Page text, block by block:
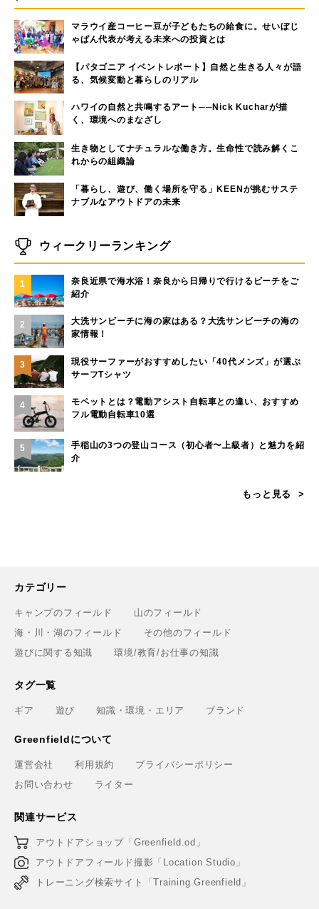
マラウイ産コーヒー豆が子どもたちの給食に。せいぼじ
ゃぱん代表が考える未来への投資とは
【パタゴニア イベントレポート】自然と生きる人々が語
る、気候変動と暮らしのリアル
ハワイの自然と共鳴するアート──Nick Kucharが描
く、環境へのまなざし
生き物としてナチュラルな働き方。生命性で読み解くこ
れからの組織論
「暮らし、遊び、働く場所を守る」KEENが挑むサステ
ナブルなアウトドアの未来
ウィークリーランキング
1
奈良近県で海水浴！奈良から日帰りで行けるビーチをご
紹介
2
大洗サンビーチに海の家はある？大洗サンビーチの海の
家情報！
3
現役サーファーがおすすめしたい「40代メンズ」が選ぶ
サーフTシャツ
4
モペットとは？電動アシスト自転車との違い、おすすめ
フル電動自転車10選
5
手稲山の3つの登山コース（初心者〜上級者）と魅力を紹
介
もっと見る
カテゴリー
キャンプのフィールド
山のフィールド
海・川・湖のフィールド
その他のフィールド
遊びに関する知識
環境/教育/お仕事の知識
タグ一覧
ギア 遊び 知識・環境・エリア ブランド
Greenfieldについて
運営会社 利用規約
プライバシーポリシー
お問い合わせ
ライター
関連サービス
アウトドアショップ「Greenfield.od」
アウトドアフィールド撮影「Location Studio」
トレーニング検索サイト「Training.Greenfield」